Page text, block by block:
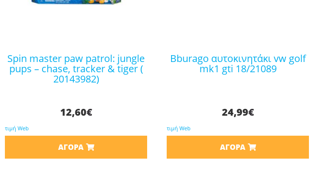
spin master paw patrol: jungle
pups – chase, tracker & tiger (
20143982)
12,60€
τιμή Web
ΑΓΟΡΆ
bburago αυτοκινητάκι vw golf
mk1 gti 18/21089
24,99€
τιμή Web
ΑΓΟΡΆ